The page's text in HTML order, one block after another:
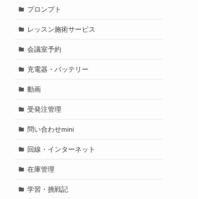
プロンプト
レッスン施術サービス
会議室予約
充電器・バッテリー
動画
受発注管理
問い合わせmini
回線・インターネット
在庫管理
学習・挑戦記